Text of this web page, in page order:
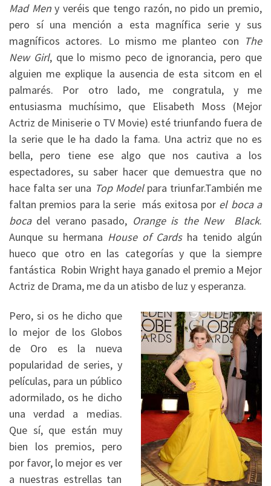
Mad Meny veréis que tengo razón, no pido un premio,
pero sí una mención a esta magnífica serie y sus
magníficos actores. Lo mismo me planteo con The
New Girl, que lo mismo peco de ignorancia, pero que
alguien me explique la ausencia de esta sitcom en el
palmarés. Por otro lado, me congratula, y me
entusiasma muchísimo, que Elisabeth Moss (Mejor
Actriz de Miniserie o TV Movie) esté triunfando fuera de
la serie que le ha dado la fama. Una actriz que no es
bella, pero tiene ese algo que nos cautiva a los
espectadores, su saber hacer que demuestra que no
hace falta ser una Top Modelpara triunfar.También me
faltan premios para la serie más exitosa por el boca a
bocadel verano pasado, Orange is the New Black.
Aunque su hermana House of Cardsha tenido algún
hueco que otro en las categorías y que la siempre
fantástica Robin Wright haya ganado el premio a Mejor
Actriz de Drama, me da un atisbo de luz y esperanza.
Pero, si os he dicho que
lo mejor de los Globos
de Oro es la nueva
popularidad de series, y
películas, para un público
adormilado, os he dicho
una verdad a medias.
Que sí, que están muy
bien los premios, pero
por favor, lo mejor es ver
a nuestras estrellas tan